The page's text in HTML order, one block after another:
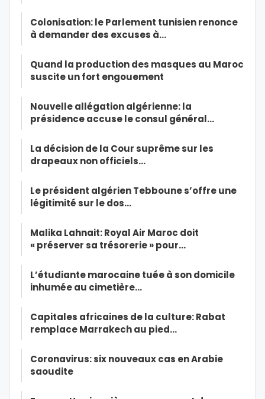
Colonisation: le Parlement tunisien renonce
à demander des excuses à…
Quand la production des masques au Maroc
suscite un fort engouement
Nouvelle allégation algérienne: la
présidence accuse le consul général…
La décision de la Cour suprême sur les
drapeaux non officiels…
Le président algérien Tebboune s’offre une
légitimité sur le dos…
Malika Lahnait: Royal Air Maroc doit
« préserver sa trésorerie » pour…
L’étudiante marocaine tuée à son domicile
inhumée au cimetière…
Capitales africaines de la culture: Rabat
remplace Marrakech au pied…
Coronavirus: six nouveaux cas en Arabie
saoudite